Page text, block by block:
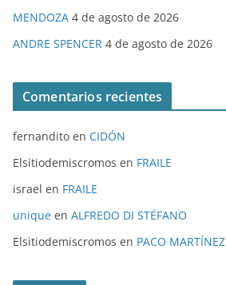
MENDOZA 4 de agosto de 2026
ANDRE SPENCER 4 de agosto de 2026
Comentarios recientes
fernandito en CIDÓN
Elsitiodemiscromos en FRAILE
israel en FRAILE
unique en ALFREDO DI STÉFANO
Elsitiodemiscromos en PACO MARTÍNEZ